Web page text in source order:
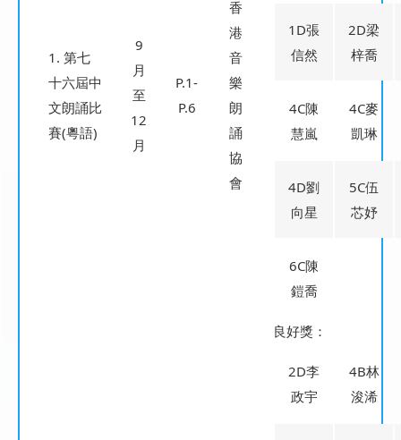
1. 第七
十六屆中
文朗誦比
賽(粵語)
9
月
至
12
月
P.1-
P.6
香
港
音
樂
朗
誦
協
會
1D張
信然
2D梁
梓喬
4C陳
慧嵐
4C麥
凱琳
4D劉
向星
5C伍
芯妤
6C陳
鎧喬
良好獎：
2D李
政宇
4B林
浚浠